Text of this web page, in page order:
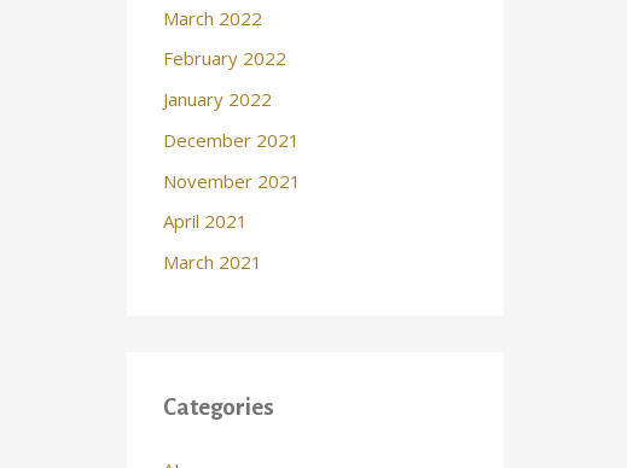
March 2022
February 2022
January 2022
December 2021
November 2021
April 2021
March 2021
Categories